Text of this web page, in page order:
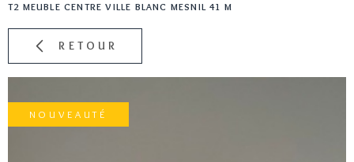
T2 MEUBLE CENTRE VILLE BLANC MESNIL 41 M
RETOUR
NOUVEAUTÉ